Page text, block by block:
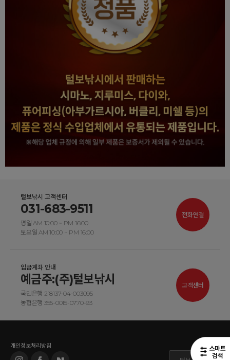
털보낚시 고객센터
031-683-9511
평일 AM 10:00 ~ PM 16:00
토요일 AM 10:00 ~ PM 16:00
전화연결
입금계좌 안내
예금주:(주)털보낚시
국민은행 218137-04-003095
농협은행 355-0015-0770-93
고객센터
개인정보처리방침